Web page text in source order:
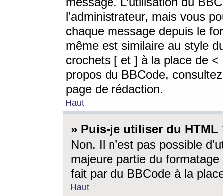
l’administrateur, mais vous
chaque message depuis le
même est similaire au style
crochets [ et ] à la place de <
propos du BBCode,
page de rédaction.
Haut
» Puis-je utiliser du HTML
Non. Il n’est pas possible
majeure partie du
fait par du BBCode à la
Haut